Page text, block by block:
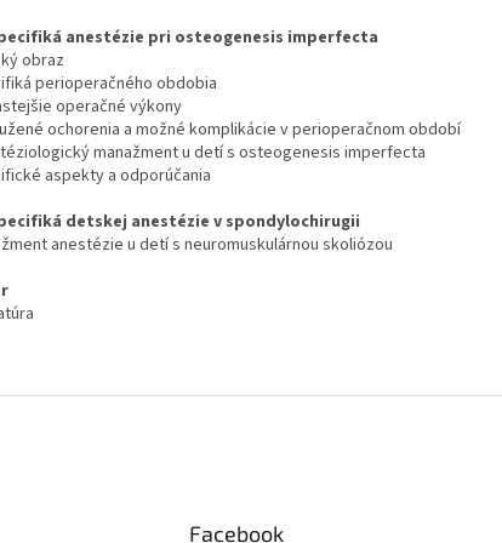
anestézie pri osteogenesis imperfecta
obraz
perioperačného obdobia
operačné výkony
ochorenia a možné komplikácie v perioperačnom období
manažment u detí s osteogenesis imperfecta
aspekty a odporúčania
detskej anestézie v spondylochirugii
anestézie u detí s neuromuskulárnou skoliózou
Facebook